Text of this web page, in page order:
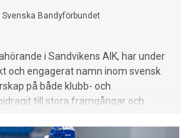
Svenska Bandyförbundet
i Sandvikens AIK, har under
och engagerat namn inom svensk
på både klubb- och
till stora framgångar och